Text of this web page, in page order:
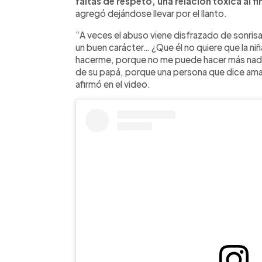
agregó dejándose llevar por el llanto.
“A veces el abuso viene disfrazado de
un buen carácter… ¿Que él no quiere que la
hacerme, porque no me puede hacer más
de su papá, porque una persona que dice
afirmó en el video.